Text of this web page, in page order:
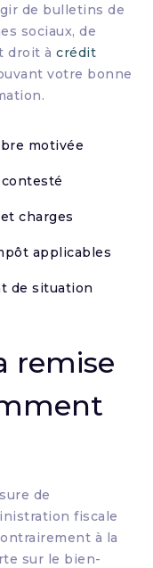
de bulletins de
sociaux, de
droit àcrédit
votre bonne
motivée
charges
applicables
de situation
remise
de
fiscale
à la
sur le bien-